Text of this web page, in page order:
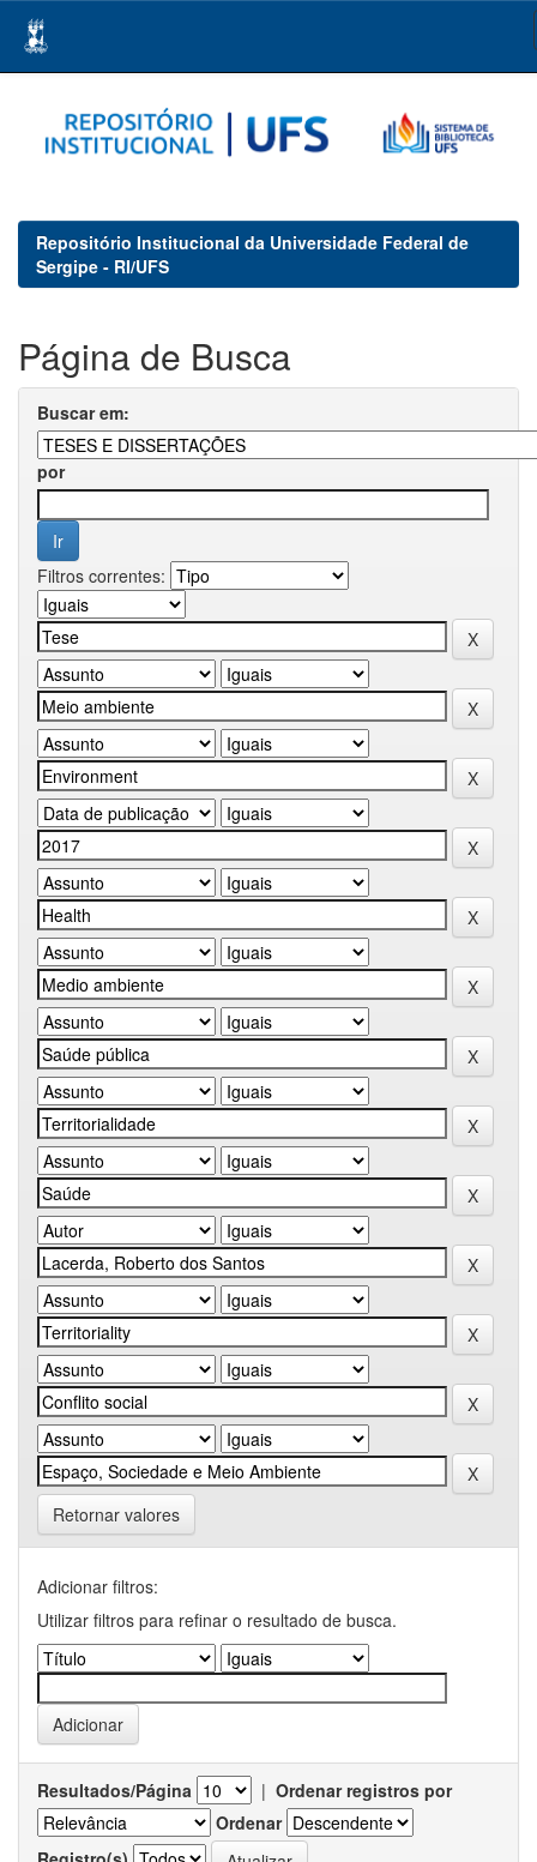
navigation
Repositório Institucional da Universidade Federal de
Sergipe - RI/UFS
Página de Busca
Buscar em:
por
Filtros correntes:
Retornar valores
Adicionar filtros:
Utilizar filtros para refinar o resultado de busca.
Resultados/Página | Ordenar registros por
Ordenar